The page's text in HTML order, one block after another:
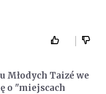
Młodych Taizé we
o "miejscach